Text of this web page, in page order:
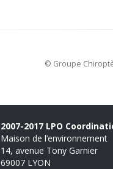
© Groupe
2007-2017 LPO
Maison de l’environnement
14, avenue Tony Garnier
69007 LYON